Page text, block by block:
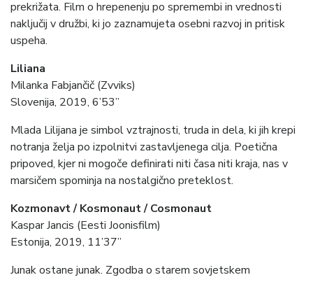
prekrižata. Film o hrepenenju po spremembi in vrednosti
naključij v družbi, ki jo zaznamujeta osebni razvoj in pritisk
uspeha.
Liliana
Milanka Fabjančič (Zvviks)
Slovenija, 2019, 6’53”
Mlada Lilijana je simbol vztrajnosti, truda in dela, ki jih krepi
notranja želja po izpolnitvi zastavljenega cilja. Poetična
pripoved, kjer ni mogoče definirati niti časa niti kraja, nas v
marsičem spominja na nostalgično preteklost.
Kozmonavt / Kosmonaut / Cosmonaut
Kaspar Jancis (Eesti Joonisfilm)
Estonija, 2019, 11’37”
Junak ostane junak. Zgodba o starem sovjetskem